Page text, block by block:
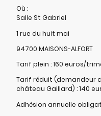
Où :
Salle St Gabriel
1 rue du huit mai
94700 MAISONS-ALFORT
Tarif plein : 160 euros/
Tarif réduit (demandeur
château Gaillard) : 140
Adhésion annuelle